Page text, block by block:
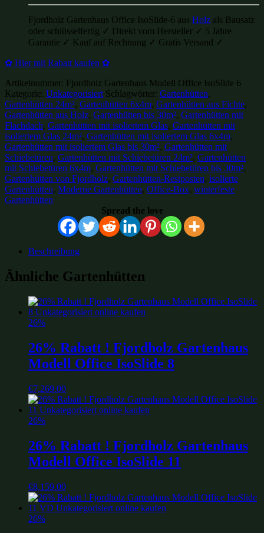
Fjordholz Gartenhaus Office IsoSlide-6 aus Holz als Bausatz
oder schlüsselfertig ✓ Direkt vom Hersteller ✓ 5 Jahre
Garantie ✓ Kauf auf Rechnung ✓ Gratis Versand ✓
✿ Hier mit Rabatt kaufen ✿
Artikelnummer: Fjordholz Gartenhaus Modell Office IsoSlide 6
Kategorie: Unkategorisiert Schlagwörter: Gartenhütten,
Gartenhütten 24m², Gartenhütten 6x4m, Gartenhütten aus Fichte,
Gartenhütten aus Holz, Gartenhütten bis 30m², Gartenhütten mit
Flachdach, Gartenhütten mit isoliertem Glas, Gartenhütten mit
isoliertem Glas 24m², Gartenhütten mit isoliertem Glas 6x4m,
Gartenhütten mit isoliertem Glas bis 30m², Gartenhütten mit
Schiebetüren, Gartenhütten mit Schiebetüren 24m², Gartenhütten
mit Schiebetüren 6x4m, Gartenhütten mit Schiebetüren bis 30m²,
Gartenhütten von Fjordholz, Gartenhütten-Restposten, isolierte
Gartenhütten, Moderne Gartenhütten, Office-Box, winterfeste
Gartenhütten
Spread the love
Beschreibung
Ähnliche Gartenhütten
26%
26% Rabatt ! Fjordholz Gartenhaus
Modell Office IsoSlide 8
€7,269.00
26%
26% Rabatt ! Fjordholz Gartenhaus
Modell Office IsoSlide 11
€8,159.00
26%